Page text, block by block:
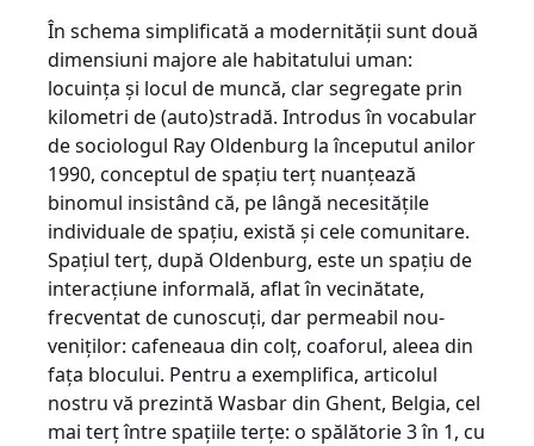
În schema simplificată a modernităţii sunt două
dimensiuni majore ale habitatului uman:
locuinţa şi locul de muncă, clar segregate prin
kilometri de (auto)stradă. Introdus în vocabular
de sociologul Ray Oldenburg la începutul anilor
1990, conceptul de spaţiu terţ nuanţează
binomul insistând că, pe lângă necesităţile
individuale de spaţiu, există şi cele comunitare.
Spaţiul terţ, după Oldenburg, este un spaţiu de
interacţiune informală, aflat în vecinătate,
frecventat de cunoscuţi, dar permeabil nou-
veniţilor: cafeneaua din colţ, coaforul, aleea din
faţa blocului. Pentru a exemplifica, articolul
nostru vă prezintă Wasbar din Ghent, Belgia, cel
mai terţ între spaţiile terţe: o spălătorie 3 în 1, cu